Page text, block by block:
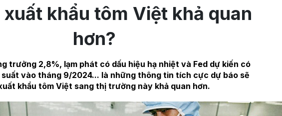
khẩu tôm Việt khả quan
hơn?
trưởng 2,8%, lạm phát có dấu hiệu hạ nhiệt và Fed dự kiến có
vào tháng 9/2024... là những thông tin tích cực dự báo sẽ
khẩu tôm Việt sang thị trường này khả quan hơn.